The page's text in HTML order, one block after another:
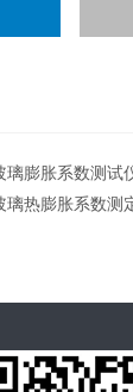
璃膨胀系数测
璃热膨胀系数测